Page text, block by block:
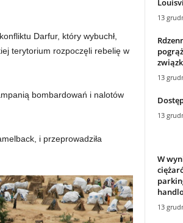
Darfur, który wybuchł,
terytorium rozpoczęli rebelię w
bombardowań i nalotów
i przeprowadziła
13
13
13
W
13